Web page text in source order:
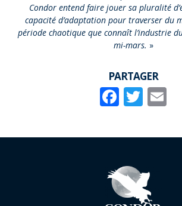
Condor entend faire jouer sa pluralité
capacité d’adaptation pour traverser du
période chaotique que connaît l’industrie
mi-mars. »
PARTAGER